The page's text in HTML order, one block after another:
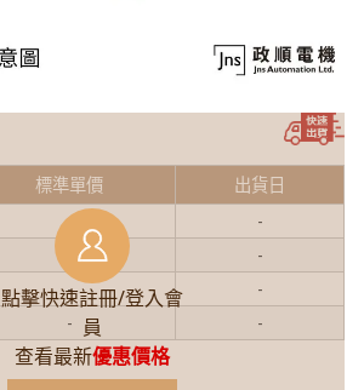
點擊快速註冊/登入會
員
查看最新優惠價格
標準單價
出貨日
-
-
-
-
-
- -